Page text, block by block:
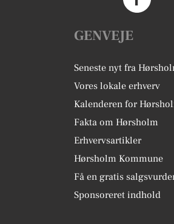
GENVEJE
Seneste nyt fra
Vores lokale erhverv
Kalenderen for
Fakta om Hørsholm
Erhvervsartikler
Hørsholm Kommune
Få en gratis
Sponsoreret indhold